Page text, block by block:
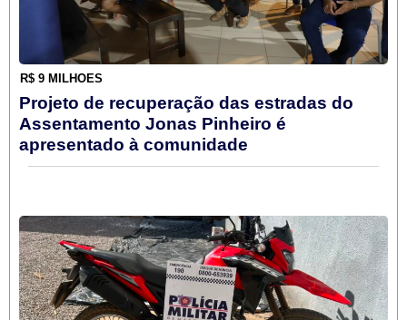
R$ 9 MILHÕES
Projeto de recuperação das estradas do
Assentamento Jonas Pinheiro é
apresentado à comunidade